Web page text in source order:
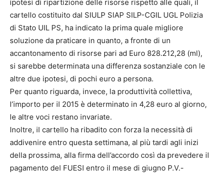
ipotesi di ripartizione delle risorse rispetto alle quali, il
cartello costituito dal SIULP SIAP SILP-CGIL UGL Polizia
di Stato UIL PS, ha indicato la prima quale migliore
soluzione da praticare in quanto, a fronte di un
accantonamento di risorse pari ad Euro 828.212,28 (ml),
si sarebbe determinata una differenza sostanziale con le
altre due ipotesi, di pochi euro a persona.
Per quanto riguarda, invece, la produttività collettiva,
l’importo per il 2015 è determinato in 4,28 euro al giorno,
le altre voci restano invariate.
Inoltre, il cartello ha ribadito con forza la necessità di
addivenire entro questa settimana, al più tardi agli inizi
della prossima, alla firma dell’accordo così da prevedere il
pagamento del FUESI entro il mese di giugno P.V.-